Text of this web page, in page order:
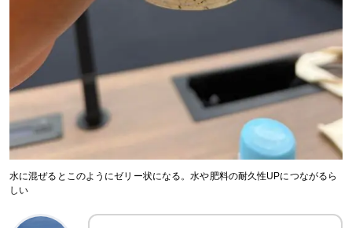
水に混ぜるとこのようにゼリー状になる。水や肥料の耐久性UPにつながるら
しい